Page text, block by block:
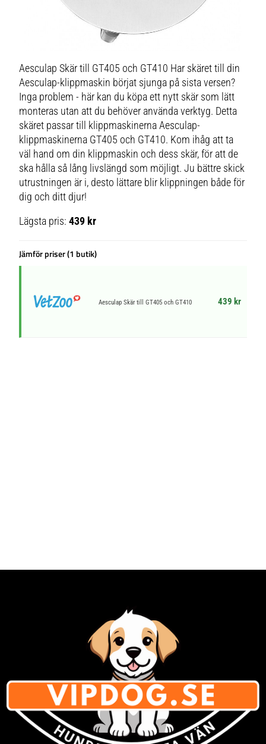
Aesculap Skär till GT405 och GT410 Har skäret till din
Aesculap-klippmaskin börjat sjunga på sista versen?
Inga problem - här kan du köpa ett nytt skär som lätt
monteras utan att du behöver använda verktyg. Detta
skäret passar till klippmaskinerna Aesculap-
klippmaskinerna GT405 och GT410. Kom ihåg att ta
väl hand om din klippmaskin och dess skär, för att de
ska hålla så lång livslängd som möjligt. Ju bättre skick
utrustningen är i, desto lättare blir klippningen både för
dig och ditt djur!
Lägsta pris:439 kr
Jämför priser (1 butik)
Aesculap Skär till GT405 och GT410 439 kr